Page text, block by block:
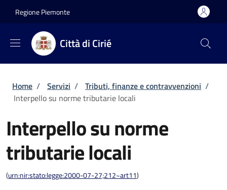
Regione Piemonte
Città di Cirié
Briciole di pane
Home / Servizi / Tributi, finanze e contravvenzioni /
Interpello su norme tributarie locali
Interpello su norme
tributarie locali
(urn:nir:stato:legge:2000-07-27;212~art11)